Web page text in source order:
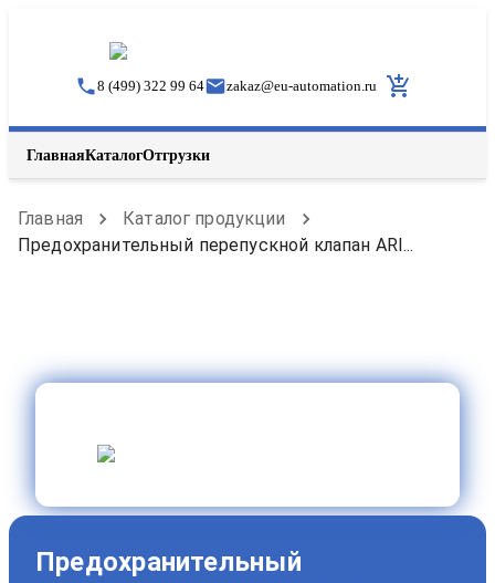
8 (499) 322 99 64 zakaz@eu-automation.ru
ГлавнаяКаталогОтгрузки
Главная
Каталог продукции
Предохранительный перепускной клапан ARI...
Предохранительный